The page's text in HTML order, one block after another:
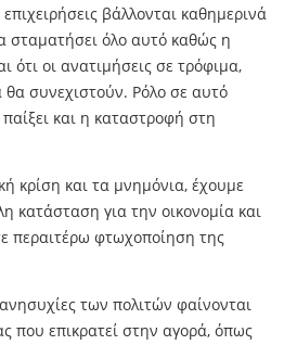
βάλλονται καθημερινά
σταματήσει όλο αυτό καθώς η
ότι οι ανατιμήσεις σε τρόφιμα,
συνεχιστούν. Ρόλο σε αυτό
και η καταστροφή στη
κρίση και τα μνημόνια, έχουμε
κατάσταση για την οικονομία και
περαιτέρω φτωχοποίηση της
των πολιτών φαίνονται
που επικρατεί στην αγορά, όπως